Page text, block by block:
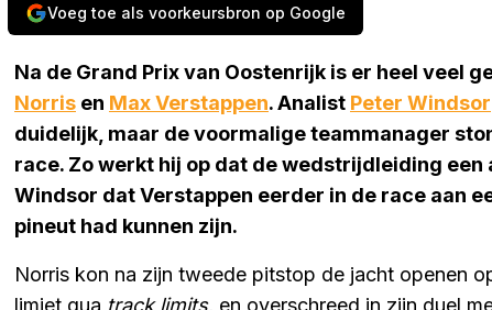
Voeg toe als voorkeursbron op Google
Na de Grand Prix van Oostenrijk is er heel veel
Norris en Max Verstappen. Analist Peter Windsor
duidelijk, maar de voormalige teammanager
race. Zo werkt hij op dat de wedstrijdleiding
Windsor dat Verstappen eerder in de race aan
pineut had kunnen zijn.
Norris kon na zijn tweede pitstop de jacht openen
limiet qua track limits, en overschreed in zijn duel